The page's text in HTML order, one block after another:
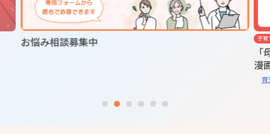
集中
「母親だから」
漫画家・
【体験談インタビ
体験談イ